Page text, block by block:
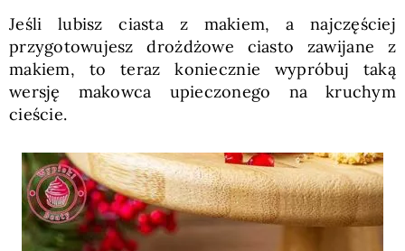
Jeśli lubisz ciasta z makiem, a najczęściej
przygotowujesz drożdżowe ciasto zawijane z
makiem, to teraz koniecznie wypróbuj taką
wersję makowca upieczonego na kruchym
cieście.